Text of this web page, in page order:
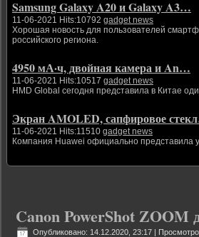
Samsung Galaxy A20 и Galaxy A3…
11-06-2021 Hits:10792 gadget news
Хорошая новость для пользователей
российского региона.
4950 мА·ч, двойная камера и An…
11-06-2021 Hits:10517 gadget news
HMD Global сегодня представила в Китае
Экран AMOLED, сапфировое
11-06-2021 Hits:11510 gadget news
Компания Huawei официально представила
Canon PowerShot ZOOM
Опубликовано: 14.12.2020, 23:17 |